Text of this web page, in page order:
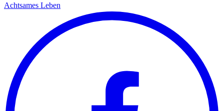
Achtsames Leben